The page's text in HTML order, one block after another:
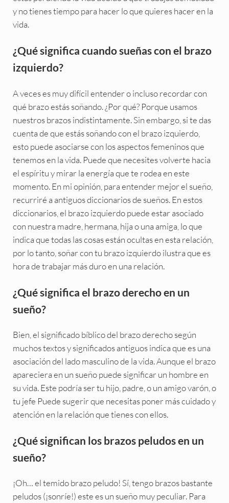
y no tienes tiempo para hacer lo que quieres hacer en la
vida.
¿Qué significa cuando sueñas con el brazo
izquierdo?
A veces es muy difícil entender o incluso recordar con
qué brazo estás soñando. ¿Por qué? Porque usamos
nuestros brazos indistintamente. Sin embargo, si te das
cuenta de que estás soñando con el brazo izquierdo,
esto puede asociarse con los aspectos femeninos que
tenemos en la vida. Puede que necesites volverte hacia
el espíritu y mirar la energía que te rodea en este
momento. En mi opinión, para entender mejor el sueño,
recurriré a antiguos diccionarios de sueños. En estos
diccionarios, el brazo izquierdo puede estar asociado
con nuestra madre, hermana, hija o una amiga, lo que
indica que todas las cosas están ocultas en esta relación,
por lo tanto, soñar con tu brazo izquierdo ilustra que es
hora de trabajar más duro en una relación.
¿Qué significa el brazo derecho en un
sueño?
Bien, el significado bíblico del brazo derecho según
muchos textos y significados antiguos indica que es una
asociación del lado masculino de la vida. Aunque el brazo
apareciera en un sueño puede significar un hombre en
su vida. Este podría ser tu hijo, padre, o un amigo varón, o
tu jefe Puede sugerir que necesitas poner más cuidado y
atención en la relación que tienes con ellos.
¿Qué significan los brazos peludos en un
sueño?
¡Oh… el temido brazo peludo! Sí, tengo brazos bastante
peludos (¡sonríe!) este es un sueño muy peculiar. Para